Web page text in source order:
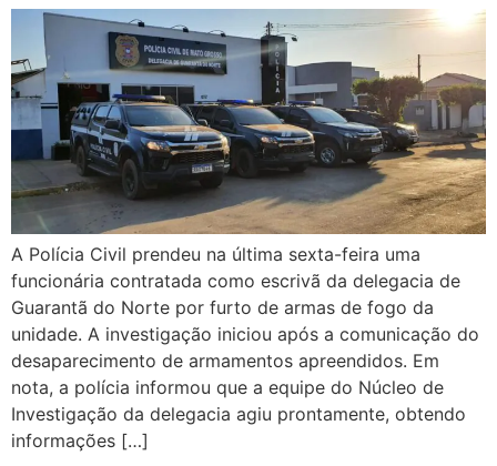
A Polícia Civil prendeu na última sexta-feira uma
funcionária contratada como escrivã da delegacia de
Guarantã do Norte por furto de armas de fogo da
unidade. A investigação iniciou após a comunicação do
desaparecimento de armamentos apreendidos. Em
nota, a polícia informou que a equipe do Núcleo de
Investigação da delegacia agiu prontamente, obtendo
informações […]